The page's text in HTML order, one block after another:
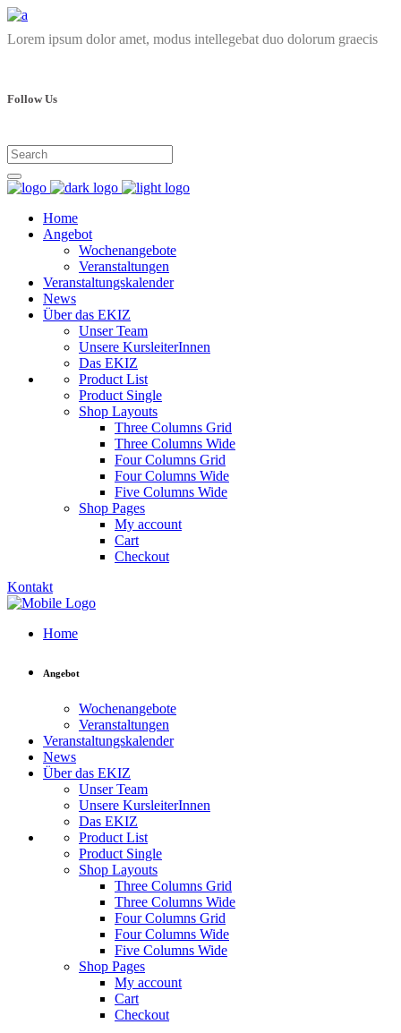
Lorem ipsum dolor amet, modus intellegebat duo dolorum graecis
Follow Us
Home
Angebot
Wochenangebote
Veranstaltungen
Veranstaltungskalender
News
Über das EKIZ
Unser Team
Unsere KursleiterInnen
Das EKIZ
Product List
Product Single
Shop Layouts
Three Columns Grid
Three Columns Wide
Four Columns Grid
Four Columns Wide
Five Columns Wide
Shop Pages
My account
Cart
Checkout
Kontakt
Home
Angebot
Wochenangebote
Veranstaltungen
Veranstaltungskalender
News
Über das EKIZ
Unser Team
Unsere KursleiterInnen
Das EKIZ
Product List
Product Single
Shop Layouts
Three Columns Grid
Three Columns Wide
Four Columns Grid
Four Columns Wide
Five Columns Wide
Shop Pages
My account
Cart
Checkout